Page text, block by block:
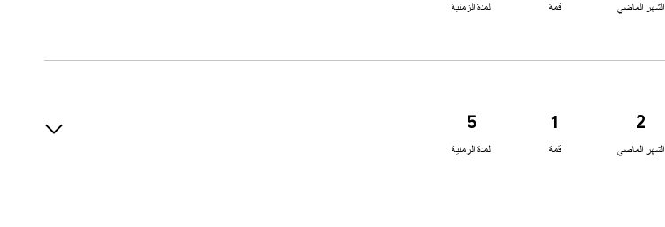
الشهر الماضي قمة المدة الزمنية
2
الشهر الماضي
1
قمة
5
المدة الزمنية